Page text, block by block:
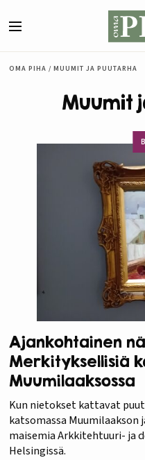
OMA PIHA / MUUMIT JA PUUTARHA
Muumit
Ajankohtainen
Merkityksellisiä
Muumilaaksossa
Kun nietokset kattavat
katsomassa Muumilaakson
maisemia Arkkitehtuuri- ja
Helsingissä.